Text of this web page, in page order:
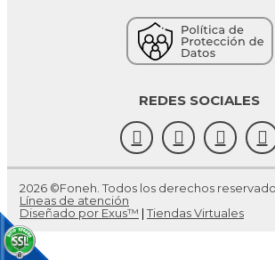
REDES SOCIALES
2026 ©Foneh. Todos los derechos
Líneas de atención
Diseñado por Exus™ |Tiendas Virtuales